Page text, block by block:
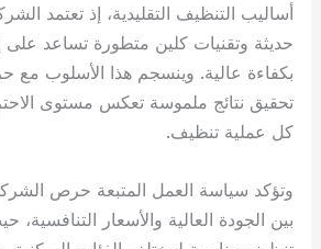
أساليب التنظيف التقليدية، إذ تعتمد
حديثة وتقنيات كلين متطورة تساعد على
بكفاءة عالية. وينسجم هذا الأسلوب
تحقيق نتائج ملموسة تعكس مستوى
كل عملية تنظيف.
وتؤكد سياسة العمل المتبعة حرص
بين الجودة العالية والأسعار